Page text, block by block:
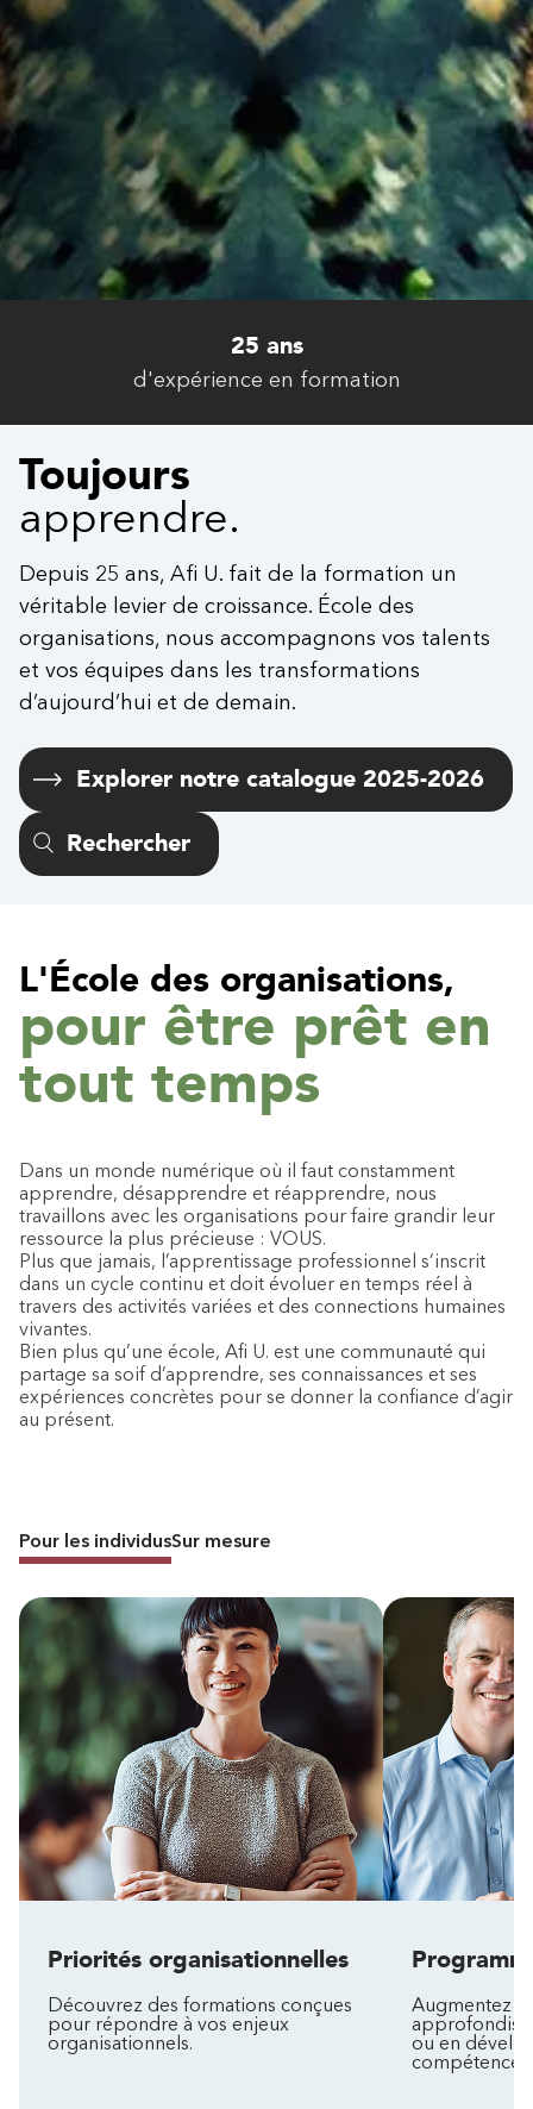
4,6 / 5
taux de satisfaction
Toujours
apprendre.
Depuis 25 ans, Afi U. fait de la formation un
véritable levier de croissance. École des
organisations, nous accompagnons vos talents
et vos équipes dans les transformations
d’aujourd’hui et de demain.
Explorer notre catalogue 2025-2026
Rechercher
L'École des organisations,
pour être prêt en
tout temps
Dans un monde numérique où il faut constamment
apprendre, désapprendre et réapprendre, nous
travaillons avec les organisations pour faire grandir leur
ressource la plus précieuse : VOUS.
Plus que jamais, l’apprentissage professionnel s’inscrit
dans un cycle continu et doit évoluer en temps réel à
travers des activités variées et des connections humaines
vivantes.
Bien plus qu’une école, Afi U. est une communauté qui
partage sa soif d’apprendre, ses connaissances et ses
expériences concrètes pour se donner la confiance d’agir
au présent.
Pour les individusSur mesure
Priorités organisationnelles
Découvrez des formations conçues
pour répondre à vos enjeux
organisationnels.
Augmentez
ou en